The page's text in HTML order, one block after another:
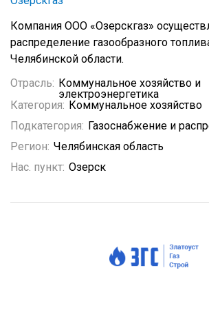
Компания ООО «Озерскгаз»
распределение газообразного
Челябинской области.
Отрасль: Коммунальное хозяйство и
электроэнергетика
Категория: Коммунальное хозяйство
Подкатегория: Газоснабжение и
Регион: Челябинская область
Нас. пункт: Озерск